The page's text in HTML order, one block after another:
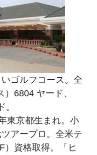
ゴルフコース。全
6804 ヤード、
東京都生まれ。小
アープロ。全米テ
）資格取得。「ヒ